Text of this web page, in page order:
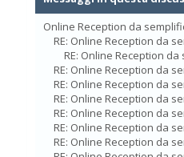
Online Reception da
RE: Online Reception da
RE: Online Reception
RE: Online Reception da
RE: Online Reception da
RE: Online Reception da
RE: Online Reception da
RE: Online Reception da
RE: Online Reception da